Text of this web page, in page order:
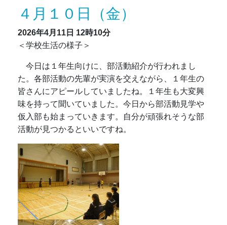
４月１０日（金）
2026年4月11日 12時10分
＜学校生活の様子＞
今日は１年生向けに、部活動紹介が行われまし
た。各部活動の先輩が実演を交えながら、１年生の
皆さんにアピールしていましたね。１年生も大変興
味を持って聞いていました。今日から部活動見学や
仮入部も始まっていきます。自分が頑張れそうな部
活動が見つかるといいですね。